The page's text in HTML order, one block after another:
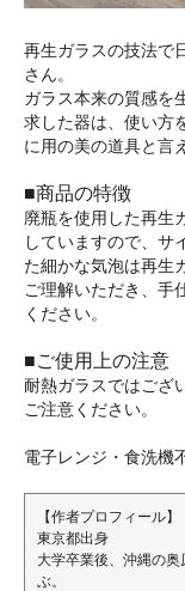
再生ガラスの技法で
さん。
ガラス本来の質感を
求した器は、使い方
に用の美の道具と言
■商品の特徴
廃瓶を使用した再生
していますので、サ
た細かな気泡は再生
ご理解いただき、手
ください。
■ご使用上の注意
耐熱ガラスではござ
ご注意ください。
電子レンジ・食洗機
【作者プロフィール】
東京都出身
大学卒業後、沖縄の
ぶ。